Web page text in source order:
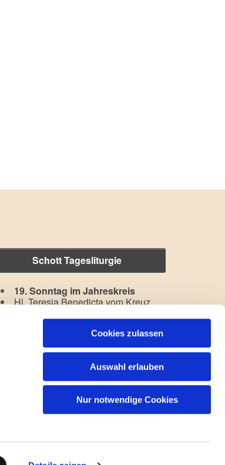
Cookies zulassen
Auswahl erlauben
Nur notwendige Cookies
Schott Tagesliturgie
19. Sonntag im Jahreskreis
Hl. Teresia Benedicta vom Kreuz